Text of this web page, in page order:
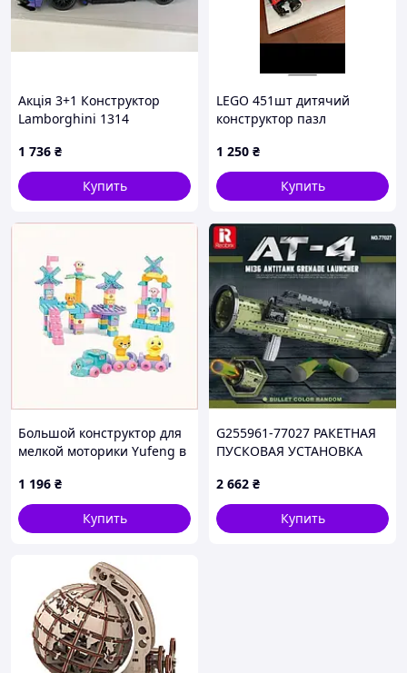
Акція 3+1 Конструктор
Lamborghini 1314
коробці
1 736 ₴
Купить
LEGO 451шт дитячий
конструктор пазл
1 250 ₴
Купить
Большой конструктор для
мелкой моторики Yufeng в
1 196 ₴
Купить
G255961-77027 РАКЕТНАЯ
ПУСКОВАЯ УСТАНОВКА
ШТ. ДЕТАЛЕЙ)
2 662 ₴
Купить